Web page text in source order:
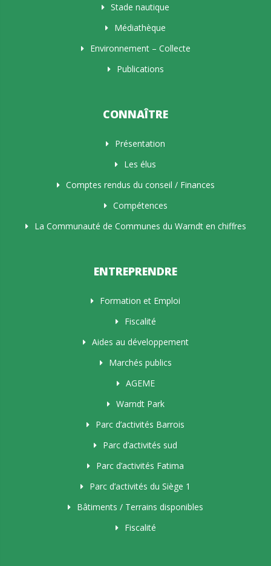
Stade nautique
Médiathèque
Environnement – Collecte
Publications
CONNAÎTRE
Présentation
Les élus
Comptes rendus du conseil / Finances
Compétences
La Communauté de Communes du Warndt en chiffres
ENTREPRENDRE
Formation et Emploi
Fiscalité
Aides au développement
Marchés publics
AGEME
Warndt Park
Parc d’activités Barrois
Parc d’activités sud
Parc d’activités Fatima
Parc d’activités du Siège 1
Bâtiments / Terrains disponibles
Fiscalité